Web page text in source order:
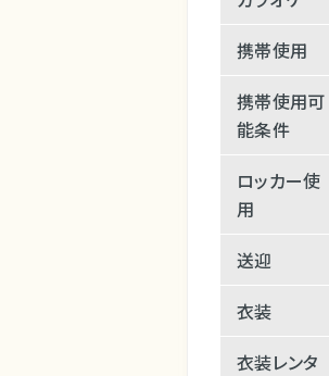
携帯使用
携帯使用可
能条件
ロッカー使
用
送迎
衣装
衣装レンタ